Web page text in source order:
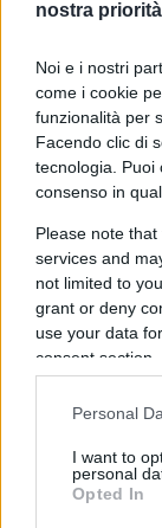
nostra priorità
Noi e i nostri
come i cookie
funzionalità per
Facendo clic di
tecnologia. Puoi
consenso in
Please note
services and
not limited to
grant or deny
use your data
consent section.
Personal
I want to
personal
Opted In
formidabile
che sta
tempo tenta
suo acciaio.
Ferrovie ed
qui
ridotti ormai
mondo.
essi
promessa di
consumismo
per i loro
inserisce nel